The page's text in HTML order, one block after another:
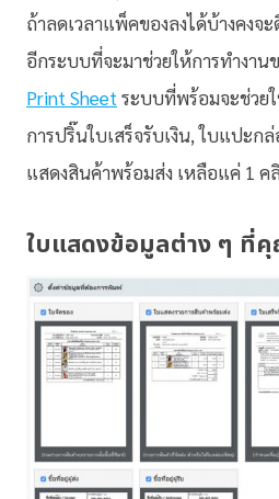
ถ้าลดเวลาแพ็คของลงได้บ้างคงจ
อีกระบบที่จะมาช่วยให้การทำงา
Print Sheet ระบบที่พร้อมจะช่วย
การปริ๊นใบเสร็จรับเงิน, ใบแปะก
แสดงสินค้าพร้อมส่ง เหลือแค่ 1 ค
ใบแสดงข้อมูลต่าง ๆ ที่